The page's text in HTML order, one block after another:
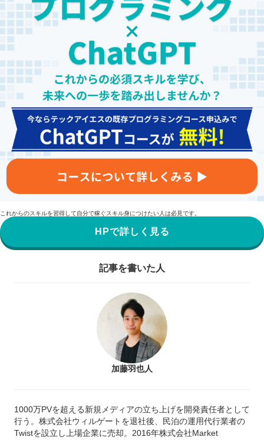
これからのスキルを習得して自分で稼ぐスキル身につけたい人は必見です。
HPで詳しく見る
記事を書いた人
加藤羽也人
1000万PVを超える新規メディアの立ち上げを開発責任者として
行う。株式会社ウィルゲートを退社後、民泊の運用代行業者の
Twistを設立し上場企業に売却。2016年株式会社Market